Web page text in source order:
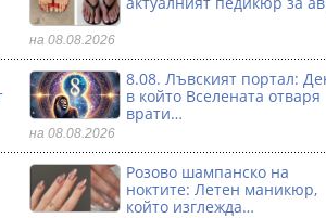
на 08.08.2026
8.08. Лъвският портал:
в който Вселената отваря
врати…
на 08.08.2026
Розово шампанско на
ноктите: Летен маникюр,
който изглежда…